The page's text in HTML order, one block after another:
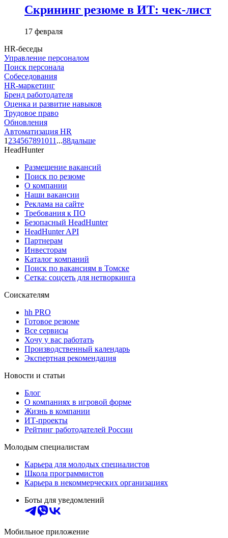
Скрининг резюме в ИТ: чек-лист
17 февраля
HR-беседы
Управление персоналом
Поиск персонала
Собеседования
HR-маркетинг
Бренд работодателя
Оценка и развитие навыков
Трудовое право
Обновления
Автоматизация HR
1 234567891011 ...88дальше
HeadHunter
Размещение вакансий
Поиск по резюме
О компании
Наши вакансии
Реклама на сайте
Требования к ПО
Безопасный HeadHunter
HeadHunter API
Партнерам
Инвесторам
Каталог компаний
Поиск по вакансиям в Томске
Сетка: соцсеть для нетворкинга
Соискателям
hh PRO
Готовое резюме
Все сервисы
Хочу у вас работать
Производственный календарь
Экспертная рекомендация
Новости и статьи
Блог
О компаниях в игровой форме
Жизнь в компании
ИТ-проекты
Рейтинг работодателей России
Молодым специалистам
Карьера для молодых специалистов
Школа программистов
Карьера в некоммерческих организациях
Боты для уведомлений
Мобильное приложение